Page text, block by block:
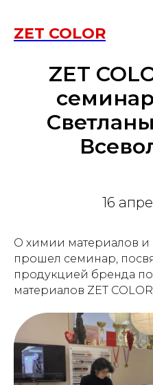
ZET COLOR
ZET
16
О химии материалов и
прошел семинар,
продукцией бренда
материалов ZET COLOR